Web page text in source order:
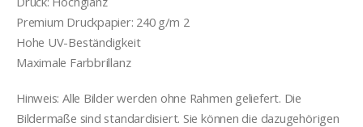
Premium Druckpapier: 240 g/m 2
Hohe UV-Beständigkeit
Maximale Farbbrillanz
Hinweis: Alle Bilder werden ohne Rahmen geliefert. Die
Bildermaße sind standardisiert. Sie können die dazugehörigen